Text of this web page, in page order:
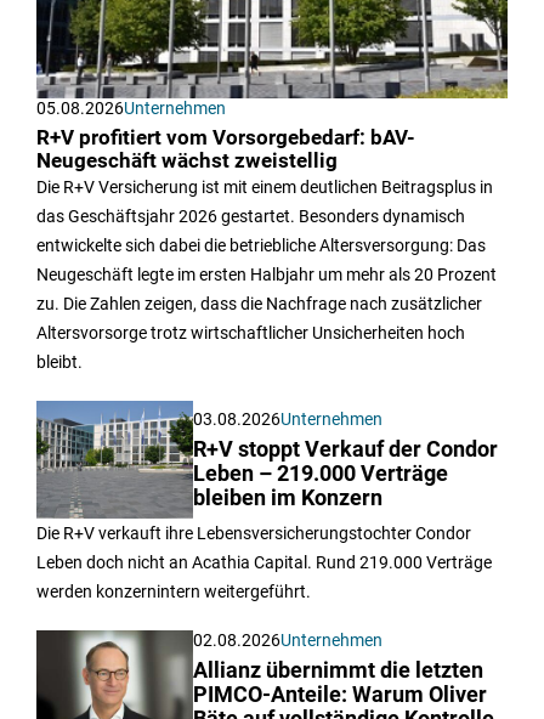
05.08.2026Unternehmen
R+V profitiert vom Vorsorgebedarf: bAV-
Neugeschäft wächst zweistellig
Die R+V Versicherung ist mit einem deutlichen Beitragsplus in
das Geschäftsjahr 2026 gestartet. Besonders dynamisch
entwickelte sich dabei die betriebliche Altersversorgung: Das
Neugeschäft legte im ersten Halbjahr um mehr als 20 Prozent
zu. Die Zahlen zeigen, dass die Nachfrage nach zusätzlicher
Altersvorsorge trotz wirtschaftlicher Unsicherheiten hoch
bleibt.
03.08.2026Unternehmen
R+V stoppt Verkauf der Condor
Leben – 219.000 Verträge
bleiben im Konzern
Die R+V verkauft ihre Lebensversicherungstochter Condor
Leben doch nicht an Acathia Capital. Rund 219.000 Verträge
werden konzernintern weitergeführt.
02.08.2026Unternehmen
Allianz übernimmt die letzten
PIMCO-Anteile: Warum Oliver